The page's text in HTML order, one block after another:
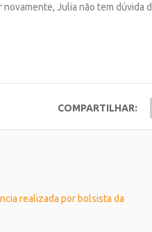
Julia não tem dúvida
COMPARTILHAR:
realizada por bolsista da